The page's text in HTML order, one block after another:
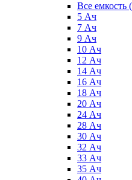
Все емкость
5 Ач
7 Ач
9 Ач
10 Ач
12 Ач
14 Ач
16 Ач
18 Ач
20 Ач
24 Ач
28 Ач
30 Ач
32 Ач
33 Ач
35 Ач